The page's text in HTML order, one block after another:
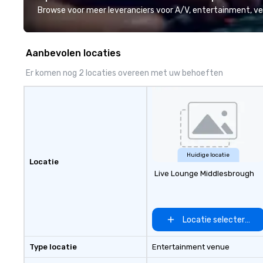
or racing against time to save the
ship in a thrilling escape challenge
— each experience brings the ship
deliver smart,
designed to
experience
Browse voor meer leveranciers voor A/V, entertainment,
Aanbevolen locaties
Er komen nog 2 locaties overeen met uw behoeften
Locatie
Type locatie
Huidige locatie
Live Lounge Middlesbrough
Locatie selecteren
Entertainment venue